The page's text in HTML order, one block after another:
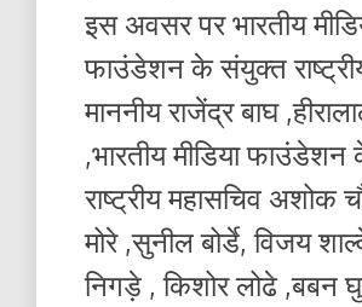
इस अवसर पर भारतीय
फाउंडेशन के संयुक्त
माननीय राजेंद्र बाघ
,भारतीय मीडिया फाउंडेशन
राष्ट्रीय महासचिव अशोक
मोरे ,सुनील बोर्डे, विजय
निगड़े , किशोर लोढे ,बबन